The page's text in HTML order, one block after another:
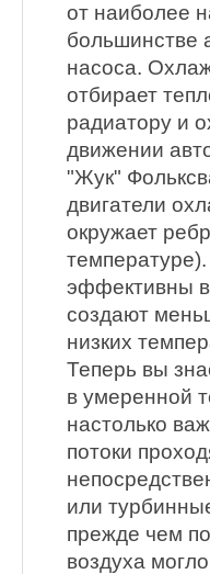
от наиболее
большинстве
насоса.
отбирает
радиатору и
движении
"Жук"
двигатели
окружает
эффективны
создают
низких
Теперь вы
в умеренной
настолько
потоки
или
прежде чем
воздуха